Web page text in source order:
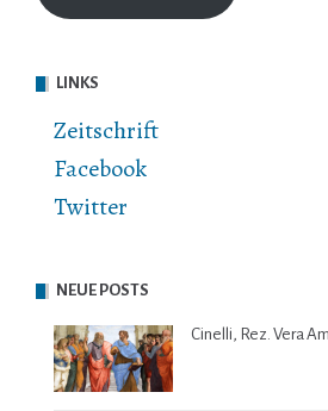
LINKS
Zeitschrift
Facebook
Twitter
NEUE POSTS
Cinelli, Rez. Vera